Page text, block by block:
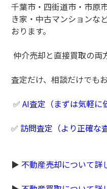
千葉市・四街道市・市原
き家・中古マンションな
おります。
仲介売却と直接買取の両
査定だけ、相談だけでも
✅AI査定（まずは気軽に
✅ 訪問査定（より正確な
▶不動産売却について詳